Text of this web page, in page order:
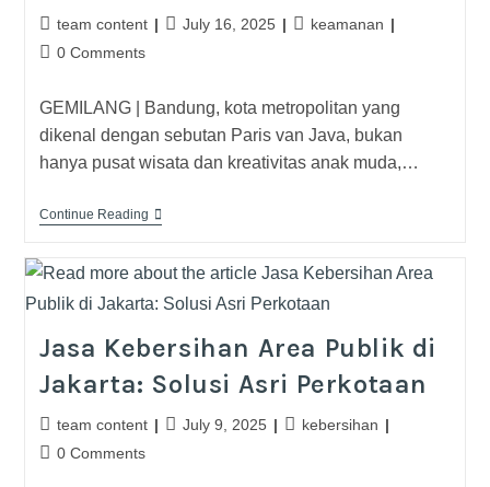
team content July 16, 2025
keamanan
0 Comments
GEMILANG | Bandung, kota metropolitan yang
dikenal dengan sebutan Paris van Java, bukan
hanya pusat wisata dan kreativitas anak muda,…
Continue Reading
Jasa Kebersihan Area Publik di
Jakarta: Solusi Asri Perkotaan
team content July 9, 2025
kebersihan
0 Comments